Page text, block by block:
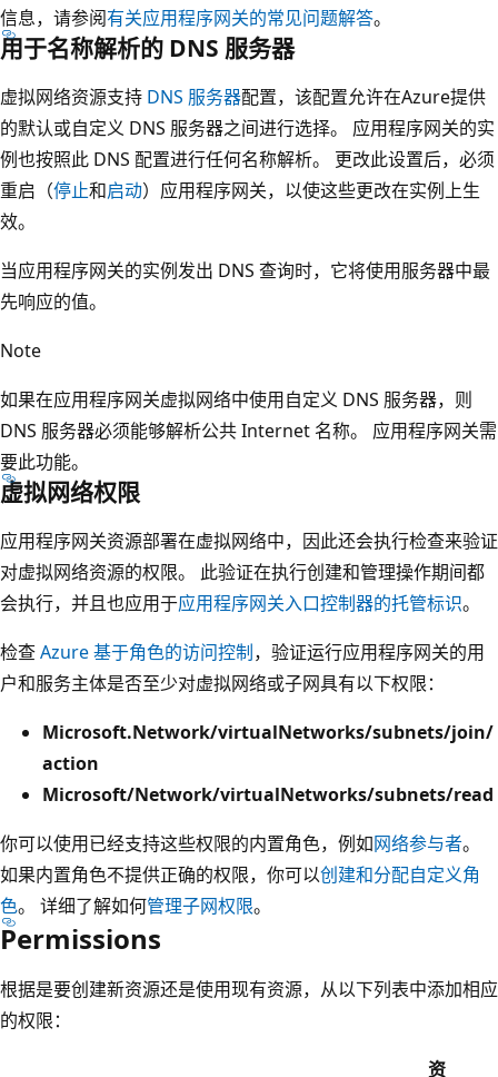
信息，请参阅有关应用程序网关的常见问题解答。
用于名称解析的 DNS 服务器
虚拟网络资源支持 DNS 服务器配置，该配置允许在Azure提供
的默认或自定义 DNS 服务器之间进行选择。 应用程序网关的实
例也按照此 DNS 配置进行任何名称解析。 更改此设置后，必须
重启（停止和启动）应用程序网关，以使这些更改在实例上生
效。
当应用程序网关的实例发出 DNS 查询时，它将使用服务器中最
先响应的值。
Note
如果在应用程序网关虚拟网络中使用自定义 DNS 服务器，则
DNS 服务器必须能够解析公共 Internet 名称。 应用程序网关需
要此功能。
虚拟网络权限
应用程序网关资源部署在虚拟网络中，因此还会执行检查来验证
对虚拟网络资源的权限。 此验证在执行创建和管理操作期间都
会执行，并且也应用于应用程序网关入口控制器的托管标识。
检查Azure 基于角色的访问控制，验证运行应用程序网关的用
户和服务主体是否至少对虚拟网络或子网具有以下权限：
Microsoft.Network/virtualNetworks/subnets/join/
action
Microsoft/Network/virtualNetworks/subnets/read
你可以使用已经支持这些权限的内置角色，例如网络参与者。
如果内置角色不提供正确的权限，你可以创建和分配自定义角
色。 详细了解如何管理子网权限。
Permissions
根据是要创建新资源还是使用现有资源，从以下列表中添加相应
的权限：
资